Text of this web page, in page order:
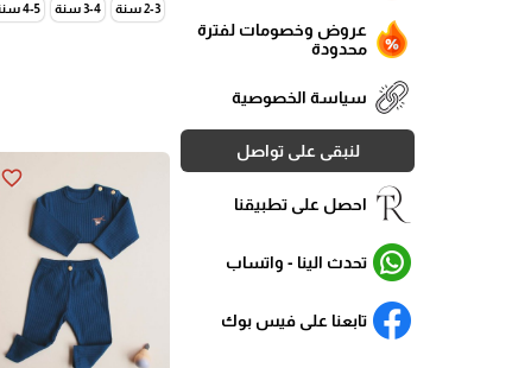
عروض وخصومات لفترة
محدودة
سياسة الخصوصية
لنبقى على تواصل
احصل على تطبيقنا
تحدث الينا - واتساب
تابعنا على فيس بوك
2-3 سنة 3-4 سنة 4-5 سنة
favorite_border